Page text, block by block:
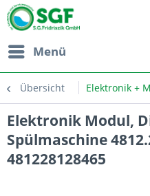
Menü
Übersicht Elektronik +
Elektronik Modul,
Spülmaschine
481228128465